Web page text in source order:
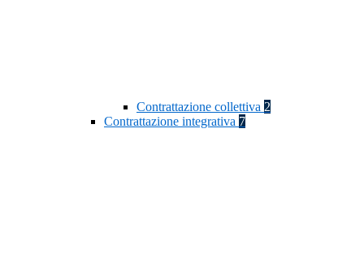
Contrattazione collettiva 2
Contrattazione integrativa 7